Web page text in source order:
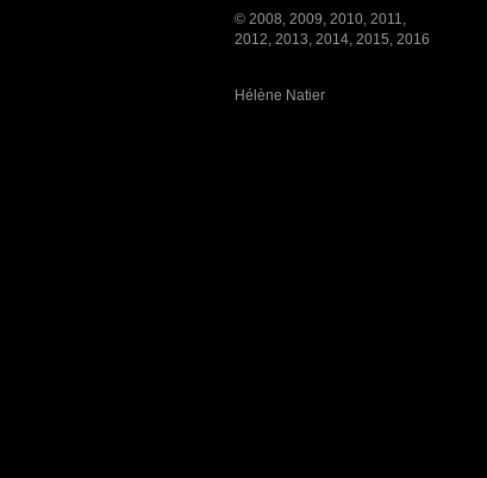
© 2008, 2009, 2010, 2011,
2012, 2013, 2014, 2015, 2016
Hélène Natier